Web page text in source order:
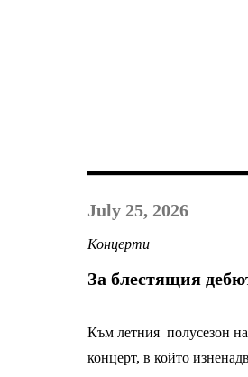
July 25, 2026
Концерти
За блестящия
Към летния полусезон
концерт, в който